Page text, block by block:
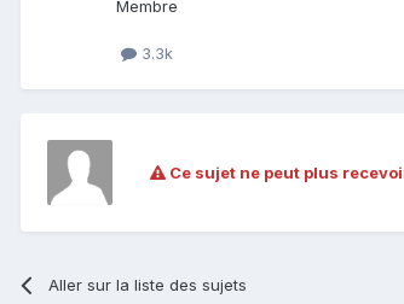
Membre
3.3k
Ce sujet ne peut plus
Aller sur la liste des sujets